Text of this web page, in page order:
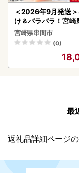
＜2026年9月発送
け＆パラパラ！宮崎
ももカット合計
-009-2609
宮崎県串間市
(0)
最
返礼品詳細ページ